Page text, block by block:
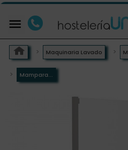

Maquinaria Lavado
Mampara...